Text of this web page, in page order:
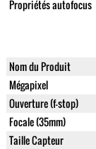
Propriétés autofocus
Nom du Produit
Mégapixel
Ouverture (f-stop)
Focale (35mm)
Taille Capteur